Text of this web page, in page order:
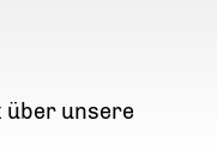
über unsere